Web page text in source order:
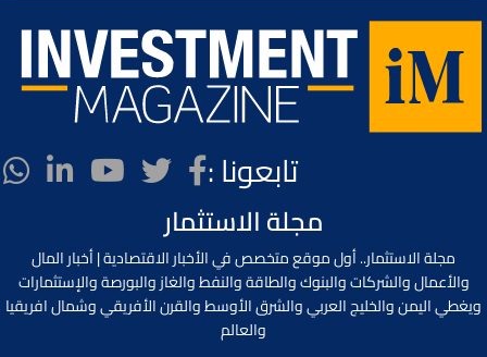
تابعونا :
مجلة الاستثمار
مجلة الاستثمار.. أول موقع متخصص في الأخبار الاقتصادية | أخبار المال
والأعمال والشركات والبنوك والطاقة والنفط والغاز والبورصة والإستثمارات
ويغطي اليمن والخليج العربي والشرق الأوسط والقرن الأفريقي وشمال افريقيا
والعالم